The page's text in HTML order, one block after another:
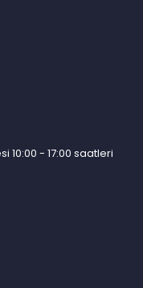
10:00 - 17:00 saatleri